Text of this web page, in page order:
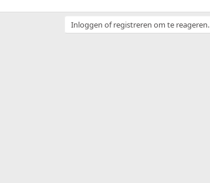
Inloggen of registreren om te reageren.